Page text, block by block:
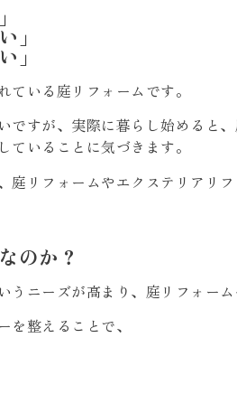
」
」
いる庭リフォームです。
すが、実際に暮らし始めると
いることに気づきます。
庭リフォームやエクステリアリ
のか？
ニーズが高まり、庭リフォーム
整えることで、